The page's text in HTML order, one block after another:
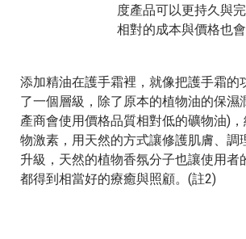
度產品可以更持久與
相對的成本與價格也會
添加精油在護手霜裡，就像把護手霜的
了一個層級，除了原本的植物油的保濕
產商會使用價格品質相對低的礦物油)
物激素，用天然的方式讓修護肌膚、調
升級，天然的植物香氛分子也讓使用者
都得到相當好的療癒與照顧。(註2)